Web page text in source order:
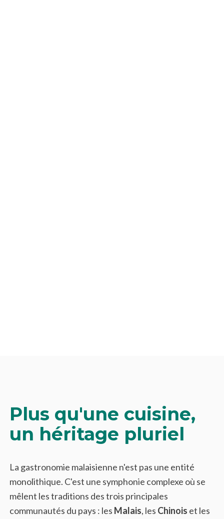
Plus qu'une cuisine,
un héritage pluriel
La gastronomie malaisienne n'est pas une entité
monolithique. C'est une symphonie complexe où se
mêlent les traditions des trois principales
communautés du pays : les Malais, les Chinois et les